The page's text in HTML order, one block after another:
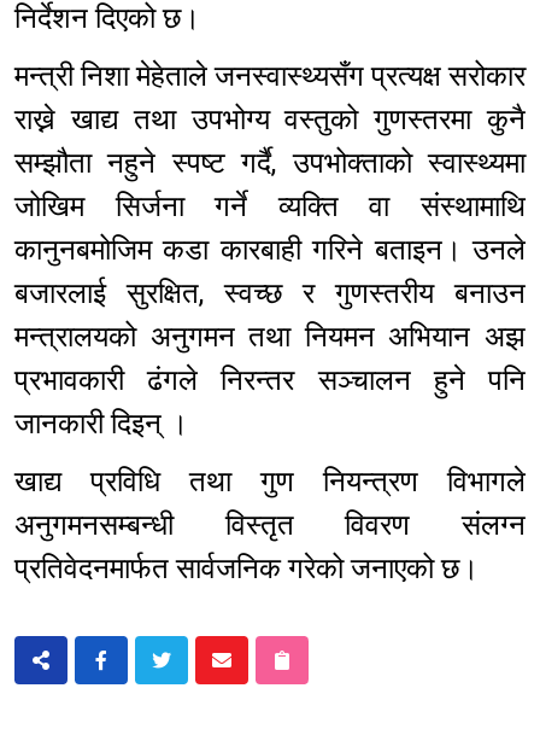
निर्देशन दिएको छ।
मन्त्री निशा मेहेताले जनस्वास्थ्यसँग प्रत्यक्ष सरोकार
राख्ने खाद्य तथा उपभोग्य वस्तुको गुणस्तरमा कुनै
सम्झौता नहुने स्पष्ट गर्दै, उपभोक्ताको स्वास्थ्यमा
जोखिम सिर्जना गर्ने व्यक्ति वा संस्थामाथि
कानुनबमोजिम कडा कारबाही गरिने बताइन। उनले
बजारलाई सुरक्षित, स्वच्छ र गुणस्तरीय बनाउन
मन्त्रालयको अनुगमन तथा नियमन अभियान अझ
प्रभावकारी ढंगले निरन्तर सञ्चालन हुने पनि
जानकारी दिइन् ।
खाद्य प्रविधि तथा गुण नियन्त्रण विभागले
अनुगमनसम्बन्धी विस्तृत विवरण संलग्न
प्रतिवेदनमार्फत सार्वजनिक गरेको जनाएको छ।